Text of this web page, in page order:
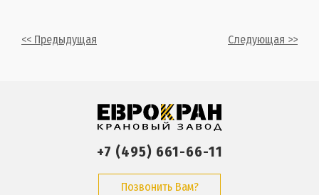
<< Предыдущая Следующая >>
+7 (495) 661-66-11
Позвонить Вам?